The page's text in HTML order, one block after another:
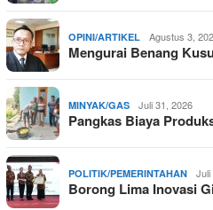
OPINI/ARTIKEL Agustus 3,
Mengurai Benang
MINYAK/GAS Juli 31, 2026
Pangkas Biaya
POLITIK/PEMERINTAHAN Juli
Borong Lima Inovasi